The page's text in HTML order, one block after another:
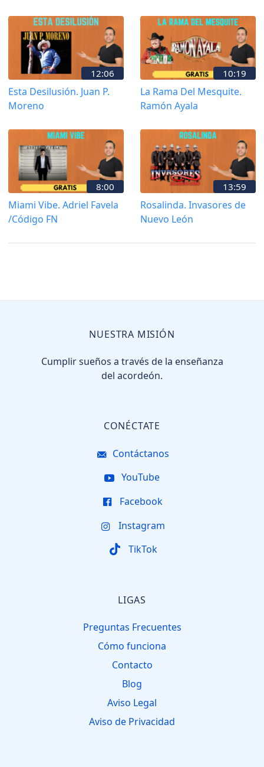
12:06
Esta Desilusión. Juan P.
Moreno
10:19
La Rama Del Mesquite.
Ramón Ayala
8:00
Miami Vibe. Adriel Favela
/Código FN
13:59
Rosalinda. Invasores de
Nuevo León
NUESTRA MISIÓN
Cumplir sueños a través de la enseñanza
del acordeón.
CONÉCTATE
Contáctanos
YouTube
Facebook
Instagram
TikTok
LIGAS
Preguntas Frecuentes
Cómo funciona
Contacto
Blog
Aviso Legal
Aviso de Privacidad